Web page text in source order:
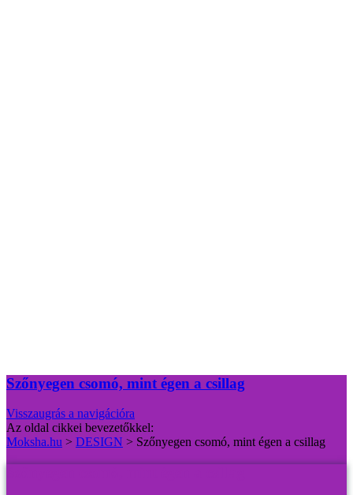
Szőnyegen csomó, mint égen a csillag
Visszaugrás a navigációra
Az oldal cikkei bevezetőkkel:
Moksha.hu > DESIGN > Szőnyegen csomó, mint égen a csillag